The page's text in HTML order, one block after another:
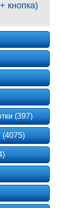
кнопка)
(397)
(4075)